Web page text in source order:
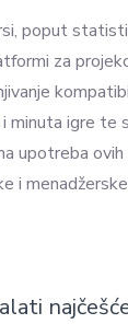
poput
za
minuta igre te
upotreba ovih
i